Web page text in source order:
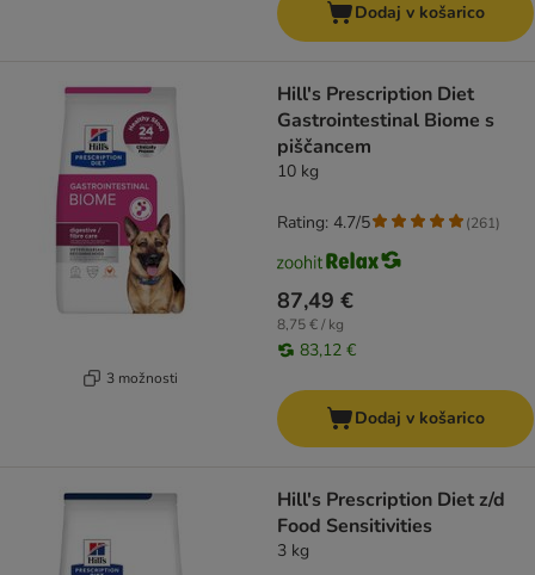
Dodaj v košarico
3 možnosti
Hill's Prescription Diet
Gastrointestinal Biome s
piščancem
10 kg
87,49 €
8,75 € / kg
83,12 €
Rating: 4.7/5 (261)
Dodaj v košarico
Hill's Prescription Diet z/d
Food Sensitivities
3 kg